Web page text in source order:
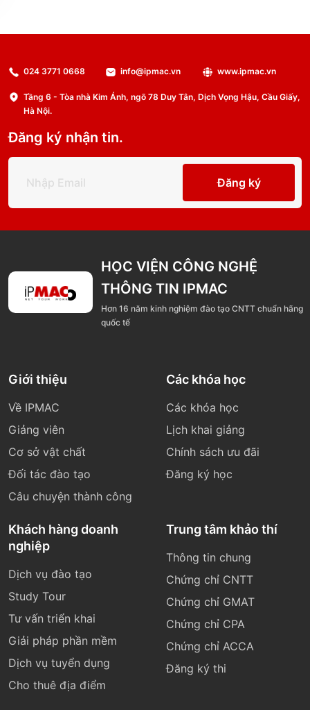
024 3771 0668 info@ipmac.vn www.ipmac.vn
Tầng 6 - Tòa nhà Kim Ánh, ngõ 78 Duy Tân, Dịch Vọng Hậu, Cầu Giấy,
Hà Nội.
Đăng ký nhận tin.
Đăng ký
HỌC VIỆN CÔNG NGHỆ
THÔNG TIN IPMAC
Hơn 16 năm kinh nghiệm đào tạo CNTT chuẩn hãng
quốc tế
Giới thiệu
Về IPMAC
Giảng viên
Cơ sở vật chất
Đối tác đào tạo
Câu chuyện thành công
Các khóa học
Các khóa học
Lịch khai giảng
Chính sách ưu đãi
Đăng ký học
Khách hàng doanh
nghiệp
Dịch vụ đào tạo
Study Tour
Tư vấn triển khai
Giải pháp phần mềm
Dịch vụ tuyển dụng
Cho thuê địa điểm
Trung tâm khảo thí
Thông tin chung
Chứng chỉ CNTT
Chứng chỉ GMAT
Chứng chỉ CPA
Chứng chỉ ACCA
Đăng ký thi